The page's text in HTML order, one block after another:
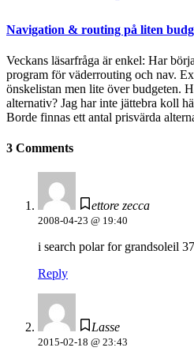
Navigation & routing på liten
Veckans läsarfråga är enkel: Har
program för väderrouting och nav.
önskelistan men lite över budgeten.
alternativ? Jag har inte jättebra koll
Borde finnas ett antal prisvärda
3 Comments
ettore zecca
2008-04-23 @ 19:40
i search polar for grandsoleil
Reply
Lasse
2015-02-18 @ 23:43